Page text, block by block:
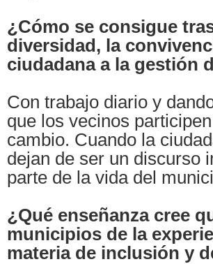
¿Cómo se consigue
diversidad, la
ciudadana a la gestión
Con trabajo diario y
que los vecinos
cambio. Cuando la
dejan de ser un discurso
parte de la vida del
¿Qué enseñanza cree
municipios de la
materia de inclusión y